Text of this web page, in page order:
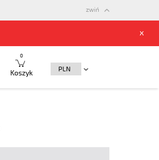
x
zwiń
Koszyk
0